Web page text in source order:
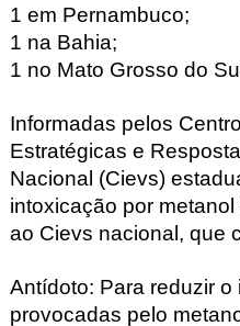
1 em Pernambuco;
1 na Bahia;
1 no Mato Grosso do
Informadas pelos
Estratégicas e
Nacional (Cievs)
intoxicação por
ao Cievs nacional, que
Antídoto: Para reduzir
provocadas pelo